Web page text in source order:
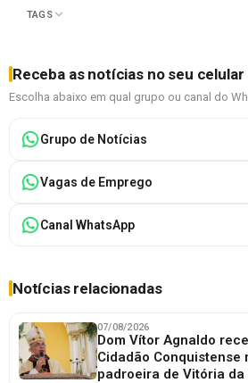
TAGS
Receba as notícias no seu celular
Escolha abaixo em qual grupo ou canal do
Grupo de Notícias
Vagas de Emprego
Canal WhatsApp
Notícias relacionadas
07/08/2026
Dom Vítor Agnaldo
Cidadão Conquistense
padroeira de Vitória da